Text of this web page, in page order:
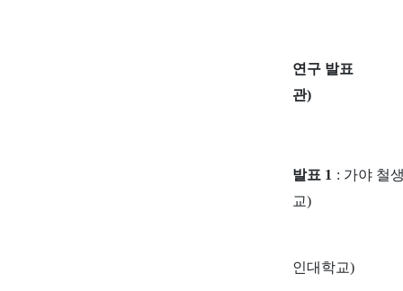
연
관)
발표 1 : 가야 철
교)
인대학교)